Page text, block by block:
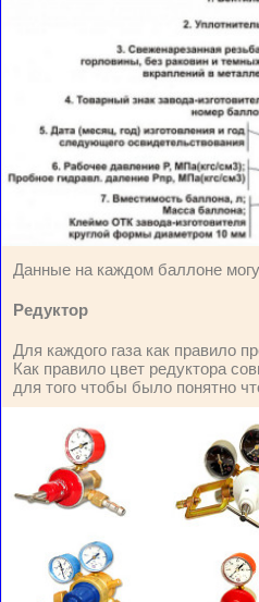
Данные на каждом баллоне
Редуктор
Для каждого газа как правило
Как правило цвет редуктора
для того чтобы было понятно